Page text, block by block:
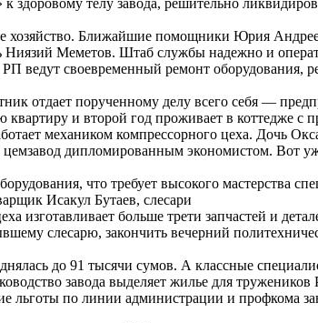
Ближайшие помощники Юрия
Ниязий Меметов. Штаб службы надежно и
ведут своевременный ремонт
отдает порученному делу всего себя —
и второй год проживает в коттедже
механиком компрессорного цеха. Дочь
дипломированным экономистом. Вот
что требует высокого мастерства
Исакул Бутаев, слесари
изготавливает больше трети запчастей и
слесарю, закончить вечерний
до 91 тысячи сумов. А классные
завода выделяет жилье для
льготы по линии администрации и профкома